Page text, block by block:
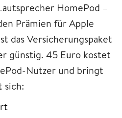
HomePod –
Prämien für Apple
das Versicherungspaket
günstig. 45 Euro kostet
Nutzer und bringt
sich: